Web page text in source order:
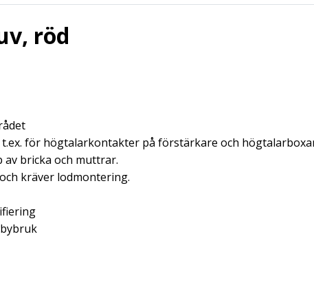
röd
för högtalarkontakter på förstärkare och
bricka och muttrar.
kräver lodmontering.